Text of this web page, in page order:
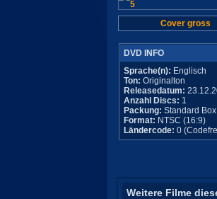
Cover gross
DVD INFO
Sprache(n): Englisch
Ton: Originalton
Releasedatum:
Anzahl Discs: 1
Packung: Standard Box
Format: NTSC (16:9)
Ländercode: 0
Weitere Filme